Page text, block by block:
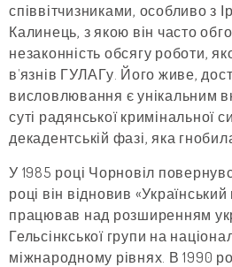
співвітчизниками, особливо з
Калинець, з якою він часто
незаконність обсягу роботи,
в’язнів ГУЛАГу. Його живе,
висловлювання є унікальним
суті радянської кримінальної
декадентській фазі, яка гнобила
У 1985 році Чорновіл
році він відновив «Український
працював над розширенням
Гельсінкської групи на
міжнародному рівнях. В 1990